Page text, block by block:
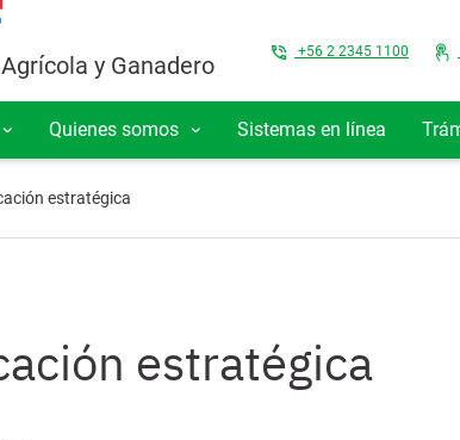
y Ganadero Top Menu
+56 2 2345 1100
principal
Quienes somos Sistemas en línea
estratégica
estratégica